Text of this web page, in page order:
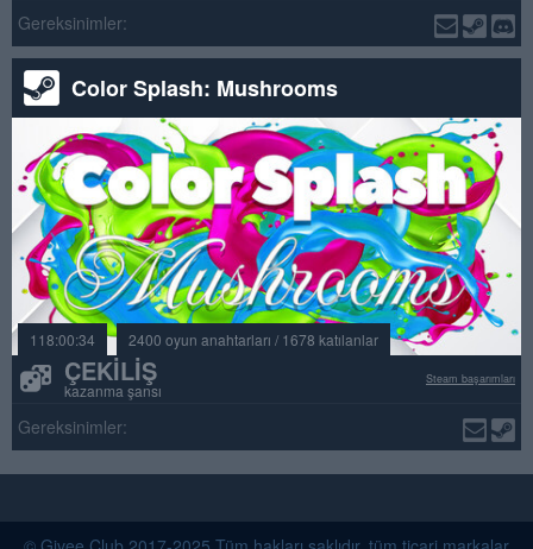
Gereksinimler:
Color Splash: Mushrooms
118:00:34 2400 oyun anahtarları / 1678 katılanlar
ÇEKILIŞ
kazanma şansı
Steam başarımları
Gereksinimler: